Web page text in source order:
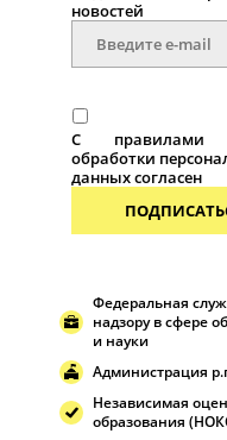
новостей
С
правилами
обработки
данных согласен
Федеральная
надзору в сфере
и науки
Администрация
Независимая
образования